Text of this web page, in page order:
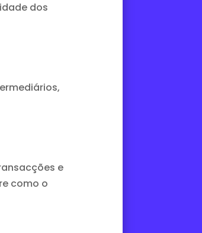
dos
e
como o